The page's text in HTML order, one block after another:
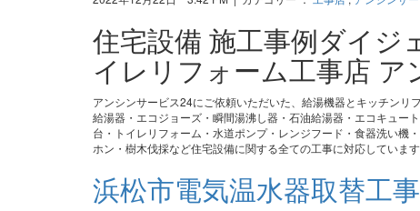
住宅設備 施工事例ダイジ
イレリフォーム工事店
アンシンサービス24にご依頼いただいた、給湯機器とキッチン
給湯器・エコジョーズ・瞬間湯沸し器・石油給湯器・エコキュー
台・トイレリフォーム・水道ポンプ・レンジフード・食器洗い機
ホン・樹木伐採など住宅設備に関する全ての工事に対応しています
浜松市電気温水器取替工